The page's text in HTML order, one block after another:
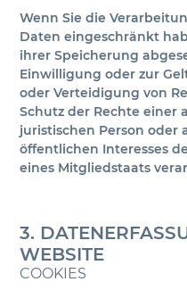
Wenn Sie die
Daten eingeschränkt
ihrer Speicherung
Einwilligung oder zur
oder Verteidigung von
Schutz der Rechte einer
juristischen Person oder
öffentlichen Interesses
eines Mitgliedstaats
3.
WEBSITE
COOKIES